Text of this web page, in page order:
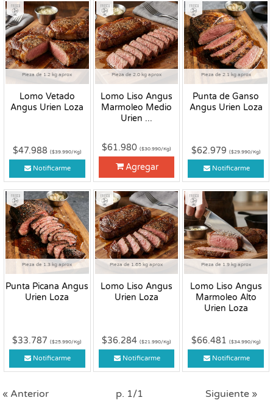
Pieza de 1.2 kg aprox
Lomo Vetado
Angus Urien Loza
Fresco
$47.988 ($39.990/Kg)
Notificarme
Pieza de 2.0 kg aprox
Lomo Liso Angus
Marmoleo Medio
Urien ...
Fresco
$61.980 ($30.990/Kg)
Agregar
Pieza de 2.1 kg aprox
Punta de Ganso
Angus Urien Loza
Fresco
$62.979 ($29.990/Kg)
Notificarme
Pieza de 1.3 kg aprox
Punta Picana Angus
Urien Loza
Fresco
$33.787($25.990/Kg)
Notificarme
Pieza de 1.65 kg aprox
Lomo Liso Angus
Urien Loza
Fresco
$36.284 ($21.990/Kg)
Notificarme
Pieza de 1.9 kg aprox
Lomo Liso Angus
Marmoleo Alto
Urien Loza
Fresco
$66.481 ($34.990/Kg)
Notificarme
« Anterior p. 1/1 Siguiente »